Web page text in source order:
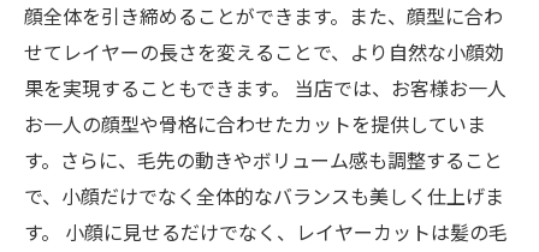
顔全体を引き締めることができます。また、顔型に合わ
せてレイヤーの長さを変えることで、より自然な小顔効
果を実現することもできます。 当店では、お客様お一人
お一人の顔型や骨格に合わせたカットを提供していま
す。さらに、毛先の動きやボリューム感も調整すること
で、小顔だけでなく全体的なバランスも美しく仕上げま
す。 小顔に見せるだけでなく、レイヤーカットは髪の毛